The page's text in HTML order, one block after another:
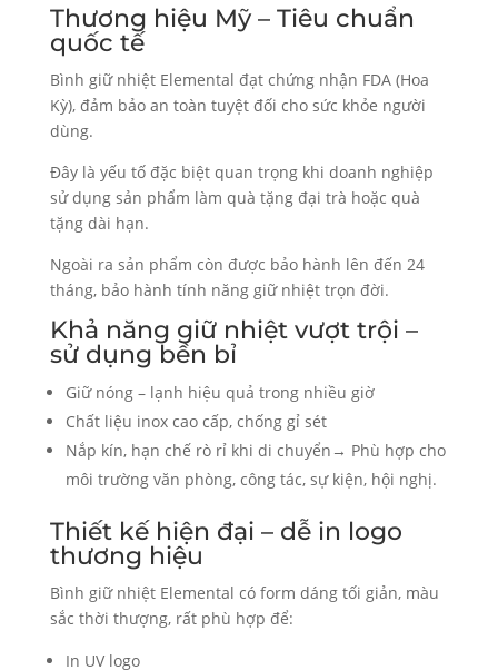
Thương hiệu Mỹ – Tiêu chuẩn
quốc tế
Bình giữ nhiệt Elemental đạt chứng nhận FDA (Hoa
Kỳ), đảm bảo an toàn tuyệt đối cho sức khỏe người
dùng.
Đây là yếu tố đặc biệt quan trọng khi doanh nghiệp
sử dụng sản phẩm làm quà tặng đại trà hoặc quà
tặng dài hạn.
Ngoài ra sản phẩm còn được bảo hành lên đến 24
tháng, bảo hành tính năng giữ nhiệt trọn đời.
Khả năng giữ nhiệt vượt trội –
sử dụng bền bỉ
Giữ nóng – lạnh hiệu quả trong nhiều giờ
Chất liệu inox cao cấp, chống gỉ sét
Nắp kín, hạn chế rò rỉ khi di chuyển→ Phù hợp cho
môi trường văn phòng, công tác, sự kiện, hội nghị.
Thiết kế hiện đại – dễ in logo
thương hiệu
Bình giữ nhiệt Elemental có form dáng tối giản, màu
sắc thời thượng, rất phù hợp để:
In UV logo